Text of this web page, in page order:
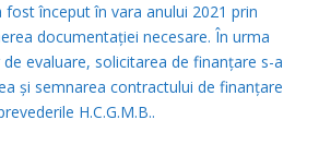
început în vara anului 2021 prin
documentației necesare. În urma
evaluare, solicitarea de finanțare s-a
și semnarea contractului de finanțare
H.C.G.M.B..